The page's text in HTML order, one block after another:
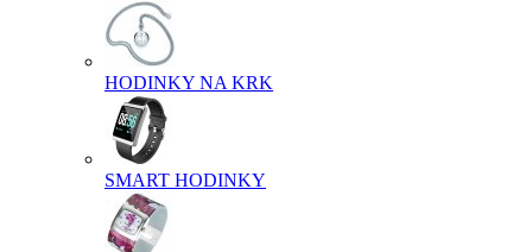
HODINKY NA KRK
SMART HODINKY